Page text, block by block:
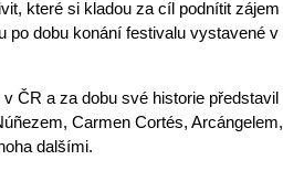
které si kladou za cíl podnítit zájem
po dobu konání festivalu vystavené v
ČR a za dobu své historie představil
Carmen Cortés, Arcángelem,
dalšími.